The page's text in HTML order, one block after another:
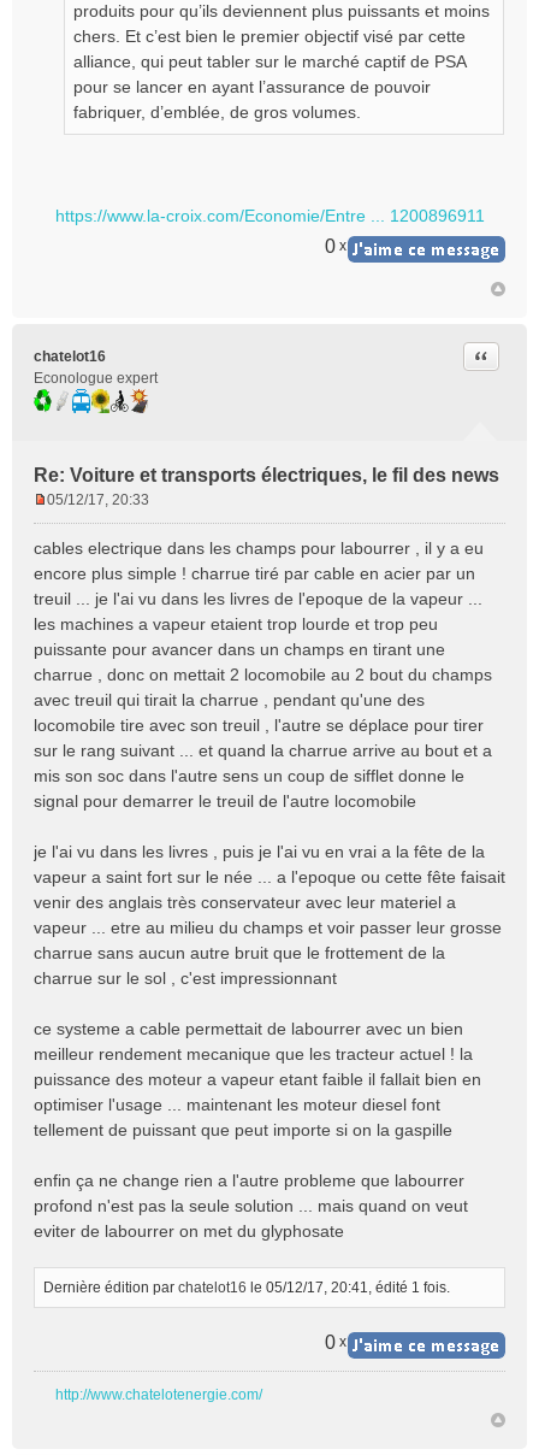
produits pour qu’ils deviennent plus puissants et moins
chers. Et c’est bien le premier objectif visé par cette
alliance, qui peut tabler sur le marché captif de PSA
pour se lancer en ayant l’assurance de pouvoir
fabriquer, d’emblée, de gros volumes.
https://www.la-croix.com/Economie/Entre ... 1200896911
0 x
chatelot16
Econologue expert
Re: Voiture et transports électriques, le fil des news
Citer
s
s
a
g
e
n
l
u
05/12/17, 20:33
cables electrique dans les champs pour labourrer , il y a eu
encore plus simple ! charrue tiré par cable en acier par un
treuil ... je l'ai vu dans les livres de l'epoque de la vapeur ...
les machines a vapeur etaient trop lourde et trop peu
puissante pour avancer dans un champs en tirant une
charrue , donc on mettait 2 locomobile au 2 bout du champs
avec treuil qui tirait la charrue , pendant qu'une des
locomobile tire avec son treuil , l'autre se déplace pour tirer
sur le rang suivant ... et quand la charrue arrive au bout et a
mis son soc dans l'autre sens un coup de sifflet donne le
signal pour demarrer le treuil de l'autre locomobile
je l'ai vu dans les livres , puis je l'ai vu en vrai a la fête de la
vapeur a saint fort sur le née ... a l'epoque ou cette fête faisait
venir des anglais très conservateur avec leur materiel a
vapeur ... etre au milieu du champs et voir passer leur grosse
charrue sans aucun autre bruit que le frottement de la
charrue sur le sol , c'est impressionnant
ce systeme a cable permettait de labourrer avec un bien
meilleur rendement mecanique que les tracteur actuel ! la
puissance des moteur a vapeur etant faible il fallait bien en
optimiser l'usage ... maintenant les moteur diesel font
tellement de puissant que peut importe si on la gaspille
enfin ça ne change rien a l'autre probleme que labourrer
profond n'est pas la seule solution ... mais quand on veut
eviter de labourrer on met du glyphosate
Dernière édition par chatelot16 le 05/12/17, 20:41, édité 1 fois.
0 x
http://www.chatelotenergie.com/